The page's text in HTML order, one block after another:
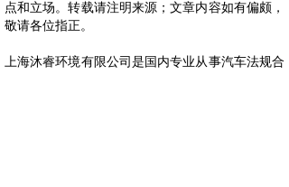
点和立场。转载请注明来源；文章内容如有偏颇，
敬请各位指正。
上海沐睿环境有限公司是国内专业从事汽车法规合